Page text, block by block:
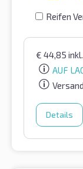
Reifen
€ 44,85
AUF
Details